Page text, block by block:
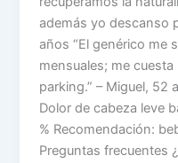
además yo descanso
años “El genérico me
mensuales; me
parking.” – Miguel, 52
Dolor de cabeza leve
% Recomendación:
Preguntas frecuentes